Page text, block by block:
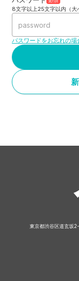
8文字以上25文字以内（大
パスワードをお忘れの場
東京都渋谷区道玄坂